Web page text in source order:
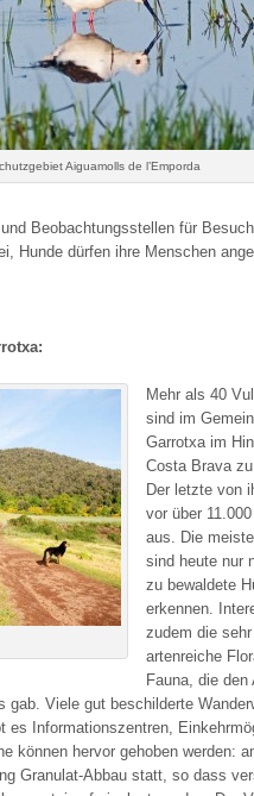
Aiguamolls de l’Emporda
Beobachtungsstellen für
Hunde dürfen ihre Menschen
Mehr als 40
sind im
Garrotxa im
Costa Brava
Der letzte von
vor über
aus. Die
sind heute nur
zu bewaldete
erkennen.
zudem die sehr
artenreiche
Fauna, die den
gab. Viele gut beschilderte
es Informationszentren,
können hervor gehoben werden:
Granulat-Abbau statt, so dass